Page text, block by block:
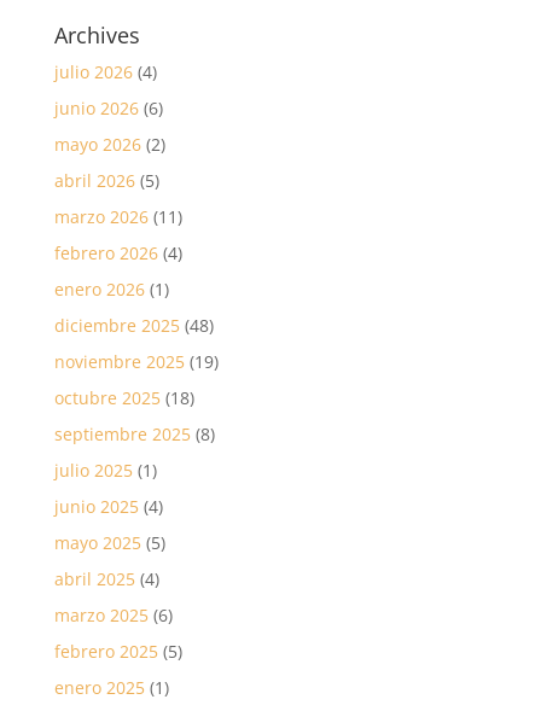
Archives
julio 2026(4)
junio 2026(6)
mayo 2026(2)
abril 2026(5)
marzo 2026(11)
febrero 2026(4)
enero 2026(1)
diciembre 2025(48)
noviembre 2025(19)
octubre 2025(18)
septiembre 2025(8)
julio 2025(1)
junio 2025(4)
mayo 2025(5)
abril 2025(4)
marzo 2025(6)
febrero 2025(5)
enero 2025(1)